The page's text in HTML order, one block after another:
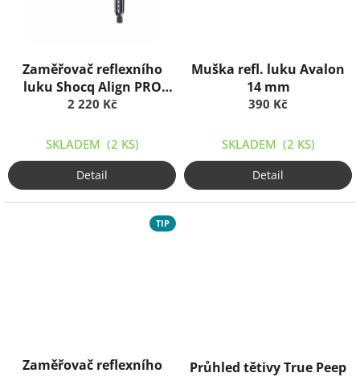
Zaměřovač reflexního
luku Shocq Align PRO
Carbon
2 220 Kč
SKLADEM (2 KS)
Detail
Muška refl. luku Avalon
14 mm
390 Kč
SKLADEM (2 KS)
Detail
TIP
Zaměřovač reflexního
Průhled tětivy True Peep